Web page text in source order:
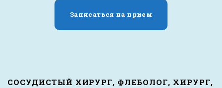
СОСУДИСТЫЙ ХИРУРГ, ФЛЕБОЛОГ, ХИРУРГ,
Записаться на прием